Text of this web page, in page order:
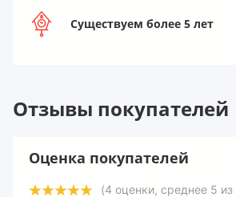
Существуем более 5 лет
Отзывы покупателей
Оценка покупателей
(4 оценки, среднее 5 из